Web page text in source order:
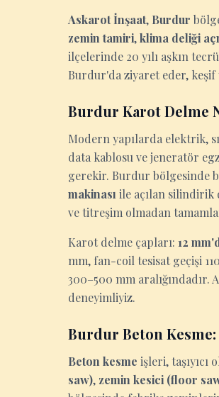
Askarot İnşaat, Burdur
zemin tamiri,klima deliği
ilçelerinde 20 yılı aşkın
Burdur'da ziyaret eder, keşif
Burdur Karot Delme
Modern yapılarda elektrik,
data kablosu ve jeneratör
gerekir. Burdur bölgesinde
makinası ile açılan silindirik
ve titreşim olmadan
Karot delme çapları: 12
mm, fan-coil tesisat geçişi
300–500 mm
deneyimliyiz.
Burdur Beton Kesme:
Beton kesme işleri, taşıyıcı
saw), zemin kesici (floor